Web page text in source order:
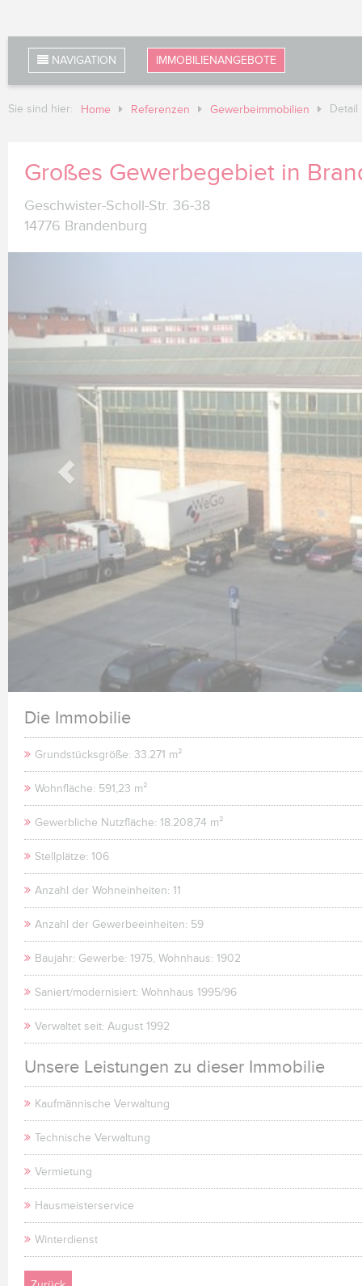
NAVIGATION IMMOBILIENANGEBOTE
Sie sind hier: Home Referenzen Gewerbeimmobilien Detail
Großes Gewerbegebiet in
Geschwister-Scholl-Str. 36-38
14776 Brandenburg
Die Immobilie
Grundstücksgröße: 33.271 m²
Wohnfläche: 591,23 m²
Gewerbliche Nutzfläche: 18.208,74 m²
Stellplätze: 106
Anzahl der Wohneinheiten: 11
Anzahl der Gewerbeeinheiten: 59
Baujahr: Gewerbe: 1975, Wohnhaus: 1902
Saniert/modernisiert: Wohnhaus 1995/96
Verwaltet seit: August 1992
Unsere Leistungen zu dieser Immobilie
Kaufmännische Verwaltung
Technische Verwaltung
Vermietung
Hausmeisterservice
Winterdienst